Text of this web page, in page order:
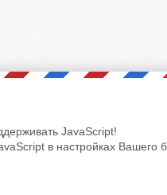
JavaScript!
в настройках Вашего